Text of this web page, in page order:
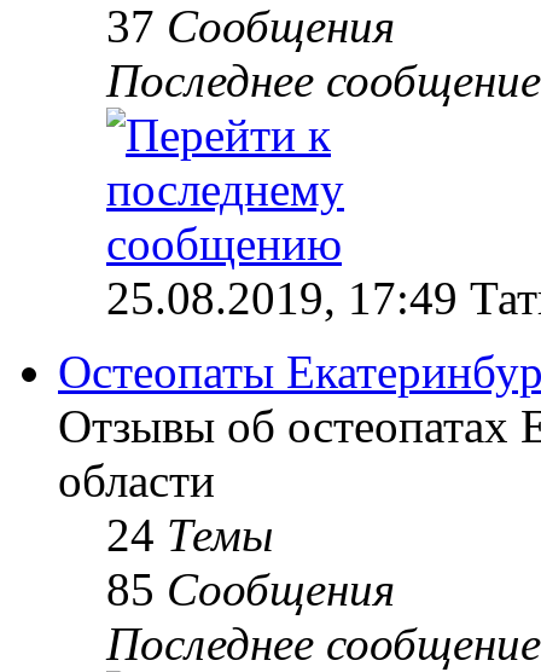
37 Сообщения
Последнее сообщение
25.08.2019, 17:49
Остеопаты
Отзывы об остеопатах
области
24 Темы
85 Сообщения
Последнее сообщение